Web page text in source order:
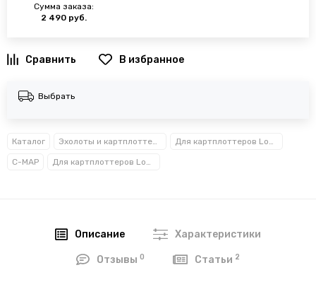
Сумма заказа:
2 490 руб.
В избранное
Выбрать
Каталог Эхолоты и картплоттеры Для картплоттеров Lowrance карты глубин
C-MAP Для картплоттеров Lowrance Simrad Raymarine Humminbird карты глубин
Описание Характеристики
Отзывы 0 Статьи 2